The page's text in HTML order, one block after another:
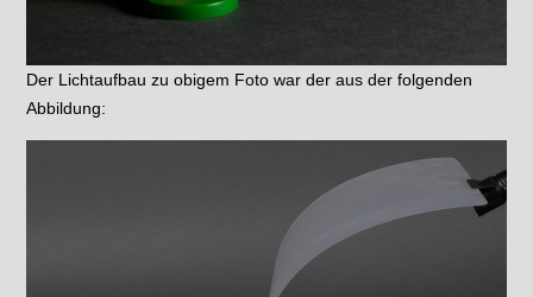
Der Lichtaufbau zu obigem Foto war der aus der folgenden
Abbildung: